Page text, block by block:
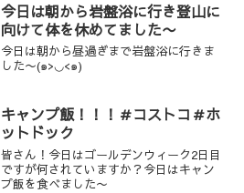
今日は朝から岩盤浴に行き登山に
向けて体を休めてました〜
今日は朝から昼過ぎまで岩盤浴に行きま
した〜(๑>◡<๑)
キャンプ飯！！！＃コストコ＃ホ
ットドック
皆さん！今日はゴールデンウィーク2日目
ですが何されていますか？今日はキャン
プ飯を食べました〜